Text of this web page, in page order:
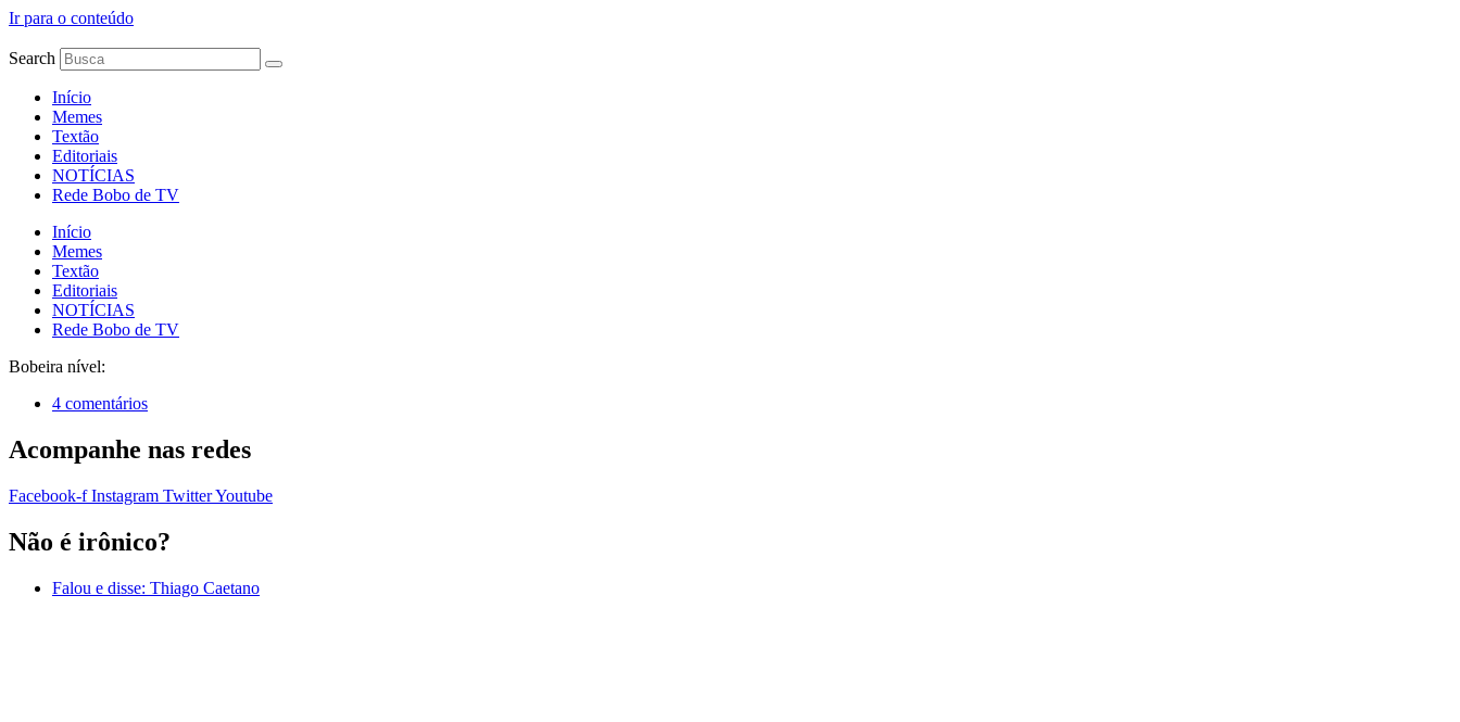
Ir para o conteúdo
Search
Início
Memes
Textão
Editoriais
NOTÍCIAS
Rede Bobo de TV
Início
Memes
Textão
Editoriais
NOTÍCIAS
Rede Bobo de TV
Bobeira nível:
4 comentários
Acompanhe nas redes
Facebook-f Instagram TwitterYoutube
Não é irônico?
Falou e disse: Thiago Caetano